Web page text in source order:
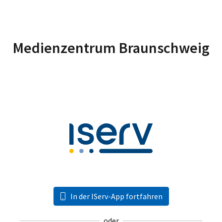
Medienzentrum Braunschweig
In der IServ-App fortfahren